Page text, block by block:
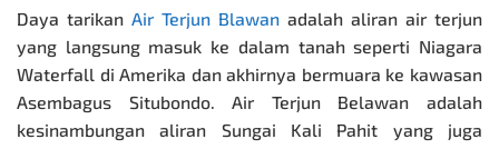
Daya tarikan Air Terjun Blawan adalah aliran air terjun
yang langsung masuk ke dalam tanah seperti Niagara
Waterfall di Amerika dan akhirnya bermuara ke kawasan
Asembagus Situbondo. Air Terjun Belawan adalah
kesinambungan aliran Sungai Kali Pahit yang juga